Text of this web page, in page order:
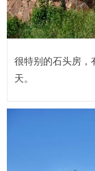
很特别的石头房，
天。